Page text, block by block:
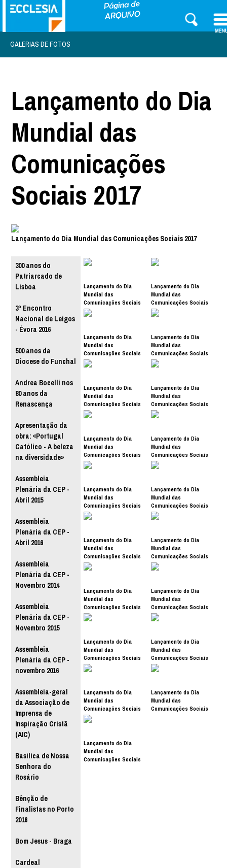
GALERIAS DE FOTOS
Lançamento do Dia
Mundial das
Comunicações
Sociais 2017
Lançamento do Dia Mundial das Comunicações Sociais 2017
300 anos do
Patriarcado de
Lisboa
3º Encontro
Nacional de Leigos
- Évora 2016
500 anos da
Diocese do Funchal
Andrea Bocelli nos
80 anos da
Renascença
Apresentação da
obra: «Portugal
Católico - A beleza
na diversidade»
Assembleia
Plenária da CEP -
Abril 2015
Assembleia
Plenária da CEP -
Abril 2016
Assembleia
Plenária da CEP -
Novembro 2014
Assembleia
Plenária da CEP -
Novembro 2015
Assembleia
Plenária da CEP -
novembro 2016
Assembleia-geral
da Associação de
Imprensa de
Inspiração Cristã
(AIC)
Basílica de Nossa
Senhora do
Rosário
Bênção de
Finalistas no Porto
2016
Bom Jesus - Braga
Cardeal
Lançamento do Dia
Mundial das
Comunicações Sociais
2017
Lançamento do Dia
Mundial das
Comunicações Sociais
2017
Lançamento do Dia
Mundial das
Comunicações Sociais
2017
Lançamento do Dia
Mundial das
Comunicações Sociais
2017
Lançamento do Dia
Mundial das
Comunicações Sociais
2017
Lançamento do Dia
Mundial das
Comunicações Sociais
2017
Lançamento do Dia
Mundial das
Comunicações Sociais
2017
Lançamento do Dia
Mundial das
Comunicações Sociais
2017
Lançamento do Dia
Mundial das
Comunicações Sociais
2017
Lançamento do Dia
Mundial das
Comunicações Sociais
2017
Lançamento do Dia
Mundial das
Comunicações Sociais
2017
Lançamento do Dia
Mundial das
Comunicações Sociais
2017
Lançamento do Dia
Mundial das
Comunicações Sociais
2017
Lançamento do Dia
Mundial das
Comunicações Sociais
2017
Lançamento do Dia
Mundial das
Comunicações Sociais
2017
Lançamento do Dia
Mundial das
Comunicações Sociais
2017
Lançamento do Dia
Mundial das
Comunicações Sociais
2017
Lançamento do Dia
Mundial das
Comunicações Sociais
Lançamento do Dia
Mundial das
Comunicações Sociais